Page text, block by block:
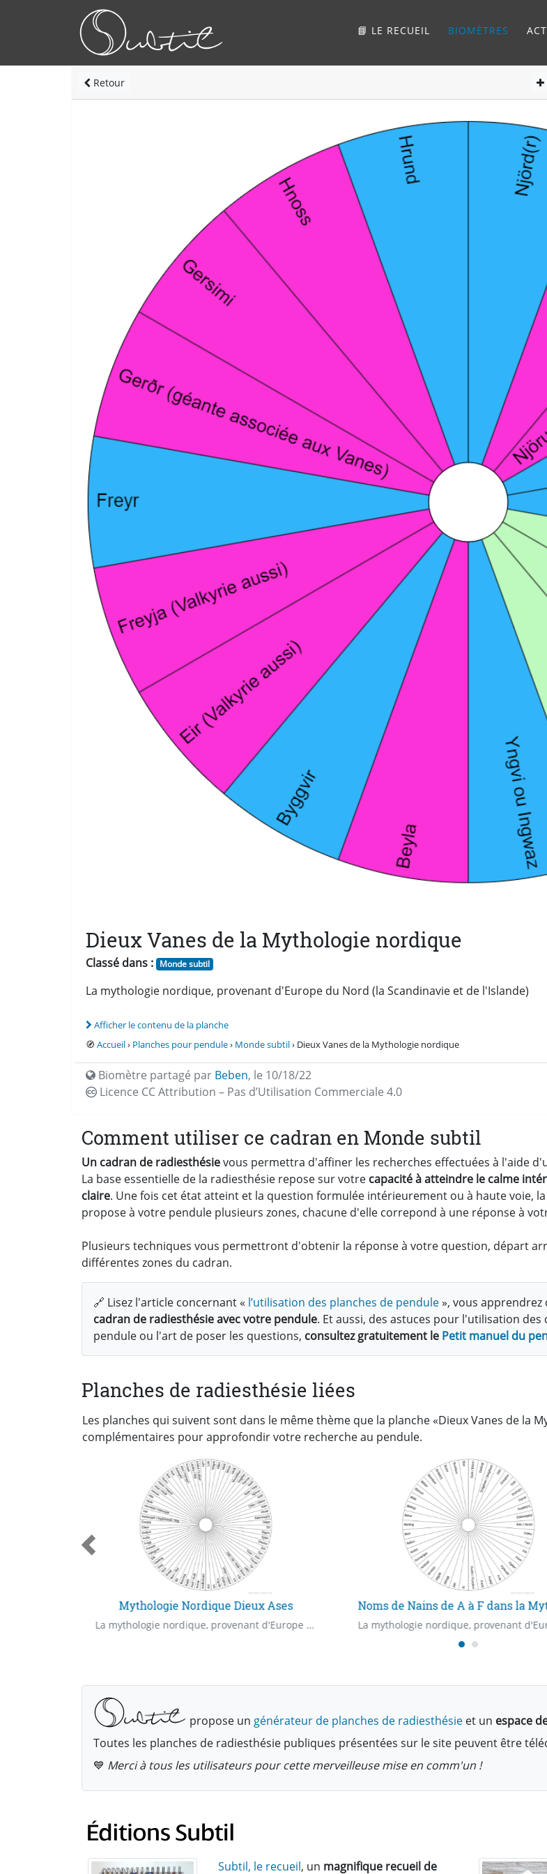
📘 LE RECUEIL BIOMÈTRES
Retour
Dieux Vanes de la Mythologie nordique
Classé dans : Monde subtil
La mythologie nordique, provenant d'Europe du Nord (la Scandinavie et de l'Islande)
Afficher le contenu de la planche
🧭 Accueil› Planches pour pendule› Monde subtil› Dieux Vanes de la Mythologie nordique
Biomètre partagé par Beben, le 10/18/22
Licence CCAttribution – Pas d’Utilisation Commerciale 4.0
Comment utiliser ce cadran en Monde subtil
Un cadran de radiesthésievous permettra d'affiner les recherches effectuées à l'aide
La base essentielle de la radiesthésie repose sur votre capacité à atteindre le calme
claire. Une fois cet état atteint et la question formulée intérieurement ou à haute voie, la
propose à votre pendule plusieurs zones, chacune d'elle correpond à une réponse à
Plusieurs techniques vous permettront d'obtenir la réponse à votre question, départ
différentes zones du cadran.
🔗 Lisez l'article concernant « l’utilisation des planches de pendule», vous
cadran de radiesthésie avec votre pendule. Et aussi, des astuces pour l'utilisation
pendule ou l'art de poser les questions, consultez gratuitement le Petit manuel du
Planches de radiesthésie liées
Les planches qui suivent sont dans le même thème que la planche «Dieux Vanes de la
complémentaires pour approfondir votre recherche au pendule.
Mythologie Nordique Dieux Ases
La mythologie nordique, provenant d'Europe du Nord ( Scandinavie et Islande)
propose un générateur de planches de radiesthésie et un espace
Toutes les planches de radiesthésie publiques présentées sur le site peuvent être
💙 Merci à tous les utilisateurs pour cette merveilleuse mise en comm'un !
Subtil, le recueil, un magnifique recueil de